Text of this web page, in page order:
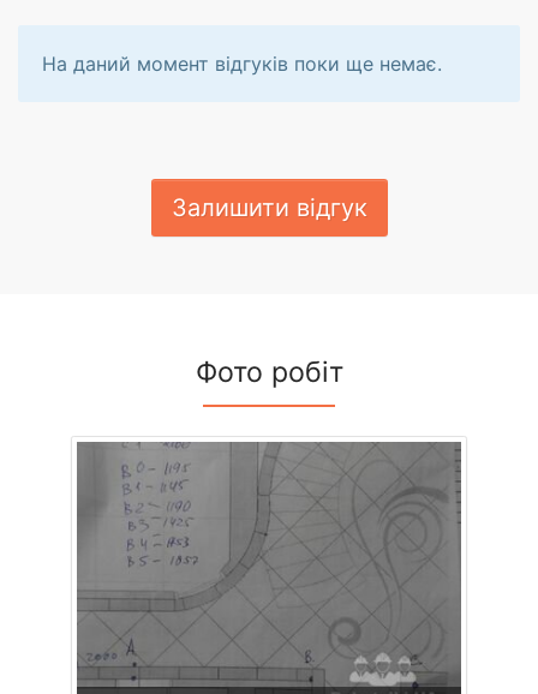
На даний момент відгуків поки ще немає.
Залишити відгук
Фото робіт